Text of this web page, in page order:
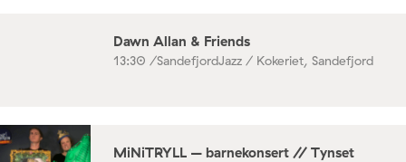
Dawn Allan & Friends
13:30 /SandefjordJazz / Kokeriet, Sandefjord
MiNiTRYLL – barnekonsert // Tynset